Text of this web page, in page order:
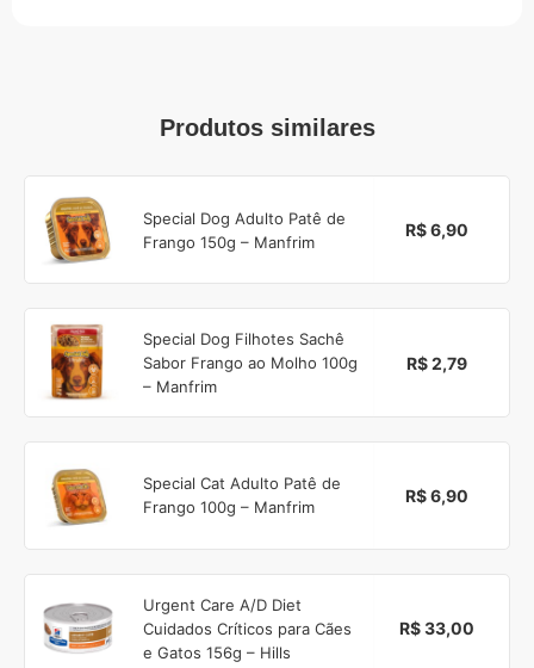
Produtos similares
Special Dog Adulto Patê de
Frango 150g – Manfrim
R$ 6,90
Special Dog Filhotes Sachê
Sabor Frango ao Molho 100g
– Manfrim
R$ 2,79
Special Cat Adulto Patê de
Frango 100g – Manfrim
R$ 6,90
Urgent Care A/D Diet
Cuidados Críticos para Cães
e Gatos 156g – Hills
R$ 33,00